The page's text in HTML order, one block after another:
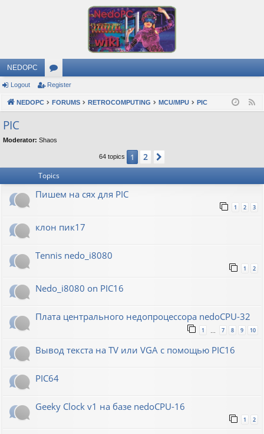
NEDOPC
or
u
s
Logout Register
NEDOPC FORUMS RETROCOMPUTING MCU/MPU PIC
PIC
Moderator: Shaos
64 topics 1 2
Topics
Пишем на сях для PIC
1 2 3
клон пик17
Tennis nedo_i8080
1 2
Nedo_i8080 on PIC16
Плата центрального недопроцессора nedoCPU-32
1 7 8 9 10
Вывод текста на TV или VGA с помощью PIC16
PIC64
Geeky Clock v1 на базе nedoCPU-16
1 2